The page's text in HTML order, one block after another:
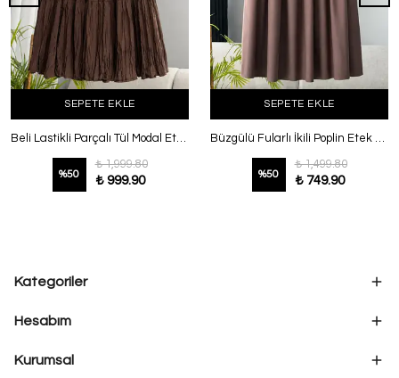
SEPETE EKLE
Beli Lastikli Parçalı Tül Modal Etek Kahve
%50
₺ 1,999.80
₺ 999.90
SEPETE EKLE
Büzgülü Fularlı İkili Poplin Etek Kahve
%50
₺ 1,499.80
₺ 749.90
Kategoriler
Hesabım
Kurumsal